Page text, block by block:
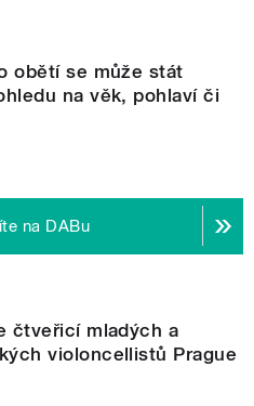
obětí se může stát
na věk, pohlaví či
na DABu
čtveřicí mladých a
violoncellistů Prague